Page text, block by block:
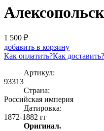
1 500 ₽
добавить в корзину
Как оплатить?Как доставить?
Артикул:
93313
Страна:
Росcийская империя
Датировка:
1872-1882 гг
Оригинал.